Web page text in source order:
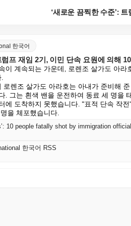
한국어
럼프 재임 2기, 이민 단속 요원에 의해
이 계속되는 가운데, 로렌조 살가도 아
로렌조 살가도 아라호는 아내가 준비해
. 그는 흰색 밴을 운전하여 동료 세 명을
에 도착하지 못했습니다. "표적 단속 작
을 체포했습니다.
10 people fatally shot by immigration
한국어 RSS